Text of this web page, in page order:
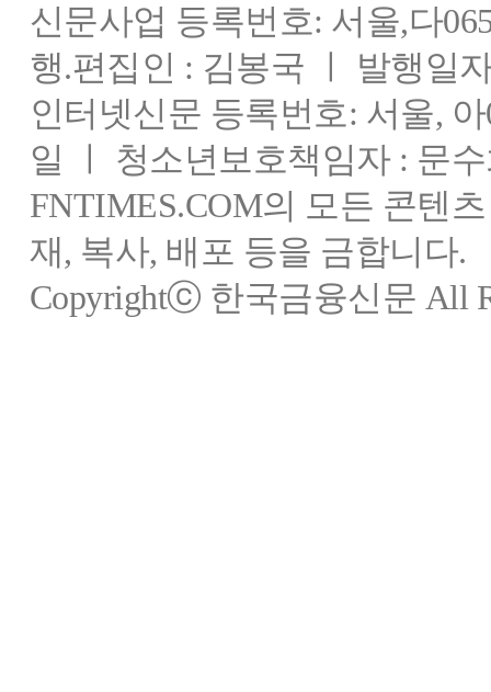
신문사업 등록번호: 서울,다
행.편집인 : 김봉국 ㅣ 발행일
인터넷신문 등록번호: 서울,
일 ㅣ 청소년보호책임자 : 문
FNTIMES.COM의 모든 콘텐
재, 복사, 배포 등을 금합니다.
Copyrightⓒ 한국금융신문 All